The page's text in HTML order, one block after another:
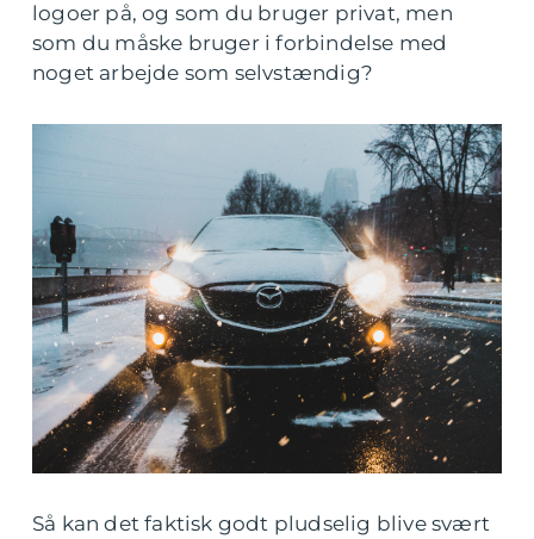
logoer på, og som du bruger privat, men
som du måske bruger i forbindelse med
noget arbejde som selvstændig?
Så kan det faktisk godt pludselig blive svært